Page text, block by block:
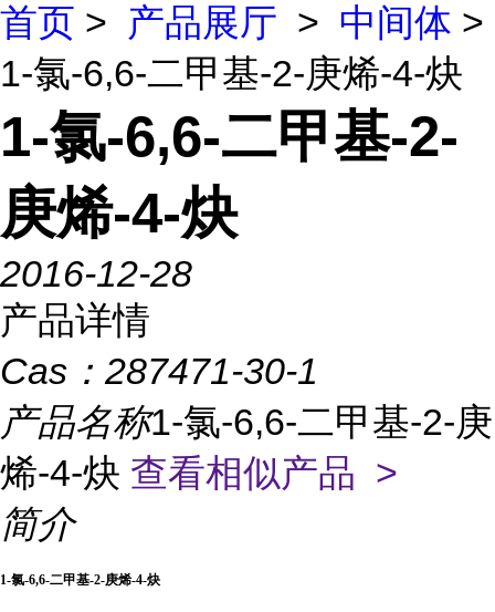
首页 > 产品展厅 > 中间体 >
1-氯-6,6-二甲基-2-庚烯-4-炔
1-氯-6,6-二甲基-2-
庚烯-4-炔
2016-12-28
产品详情
Cas： 287471-30-1
产品名称1-氯-6,6-二甲基-2-庚
烯-4-炔 查看相似产品 >
简介
1-氯-6,6-二甲基-2-庚烯-4-炔